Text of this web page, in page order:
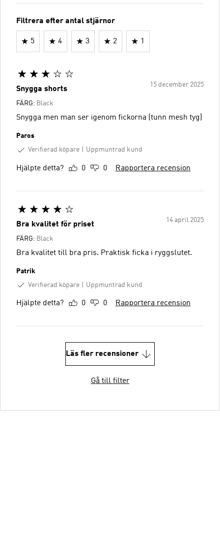
Filtrera efter antal stjärnor
5 4 3 2 1
15 december 2025
Snygga shorts
FÄRG: Black
Snygga men man ser igenom fickorna (tunn mesh tyg)
Paros
Verifierad köpare
Uppmuntrad kund
Hjälpte detta? 0 0 Rapportera recension
14 april 2025
Bra kvalitet för priset
FÄRG: Black
Bra kvalitet till bra pris. Praktisk ficka i ryggslutet.
Patrik
Verifierad köpare
Uppmuntrad kund
Hjälpte detta? 0 0 Rapportera recension
Läs fler recensioner
Gå till filter